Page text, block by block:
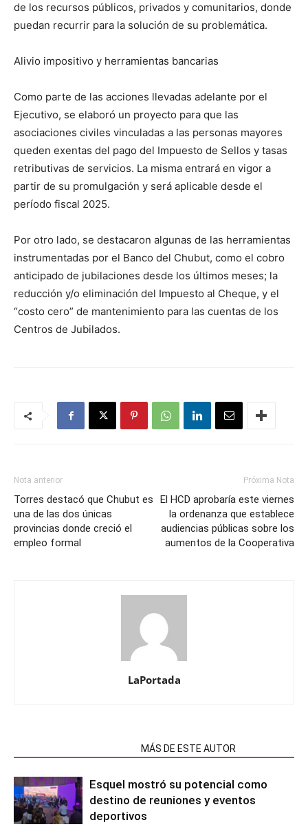
de los recursos públicos, privados y comunitarios, donde
puedan recurrir para la solución de su problemática.
Alivio impositivo y herramientas bancarias
Como parte de las acciones llevadas adelante por el
Ejecutivo, se elaboró un proyecto para que las
asociaciones civiles vinculadas a las personas mayores
queden exentas del pago del Impuesto de Sellos y tasas
retributivas de servicios. La misma entrará en vigor a
partir de su promulgación y será aplicable desde el
período fiscal 2025.
Por otro lado, se destacaron algunas de las herramientas
instrumentadas por el Banco del Chubut, como el cobro
anticipado de jubilaciones desde los últimos meses; la
reducción y/o eliminación del Impuesto al Cheque, y el
“costo cero” de mantenimiento para las cuentas de los
Centros de Jubilados.
Nota anterior
Torres destacó que Chubut es
una de las dos únicas
provincias donde creció el
empleo formal
Próxima Nota
El HCD aprobaría este viernes
la ordenanza que establece
audiencias públicas sobre los
aumentos de la Cooperativa
LaPortada
MÁS DE ESTE AUTOR
Esquel mostró su potencial como
destino de reuniones y eventos
deportivos